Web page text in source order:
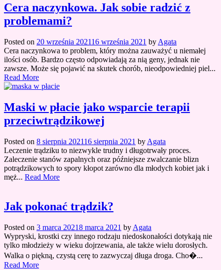
Cera naczynkowa. Jak sobie radzić z
problemami?
Posted on 20 września 202116 września 2021 by Agata
Cera naczynkowa to problem, który można zauważyć u niemałej
ilości osób. Bardzo często odpowiadają za nią geny, jednak nie
zawsze. Może się pojawić na skutek chorób, nieodpowiedniej piel...
Read More
Maski w płacie jako wsparcie terapii
przeciwtrądzikowej
Posted on 8 sierpnia 202116 sierpnia 2021 by Agata
Leczenie trądziku to niezwykle trudny i długotrwały proces.
Zaleczenie stanów zapalnych oraz późniejsze zwalczanie blizn
potrądzikowych to spory kłopot zarówno dla młodych kobiet jak i
męż... Read More
Jak pokonać trądzik?
Posted on 3 marca 20218 marca 2021 by Agata
Wypryski, krostki czy innego rodzaju niedoskonałości dotykają nie
tylko młodzieży w wieku dojrzewania, ale także wielu dorosłych.
Walka o piękną, czystą cerę to zazwyczaj długa droga. Cho�...
Read More